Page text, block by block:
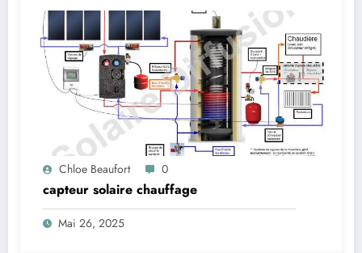
Chloe Beaufort 0
capteur solaire chauffage
Mai 26, 2025